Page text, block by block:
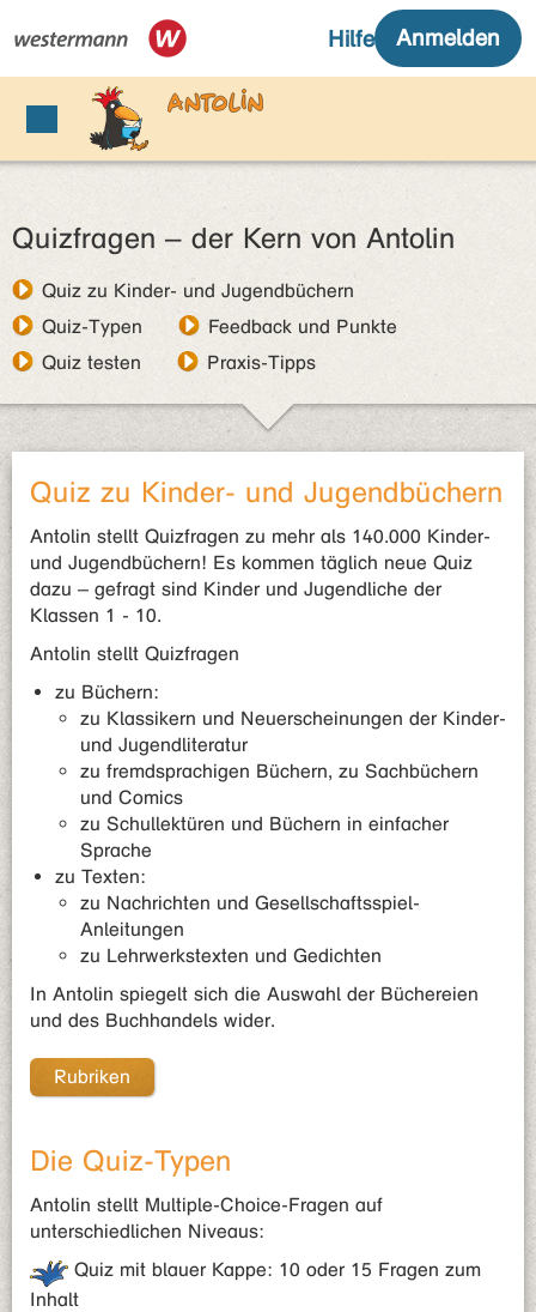
Quizfragen – der Kern von Antolin
Quiz zu Kinder- und Jugendbüchern
Quiz-Typen
Feedback und Punkte
Quiz testen
Praxis-Tipps
Quiz zu Kinder- und Jugendbüchern
Antolin stellt Quizfragen zu mehr als 140.000 Kinder-
und Jugendbüchern! Es kommen täglich neue Quiz
dazu – gefragt sind Kinder und Jugendliche der
Klassen 1 - 10.
Antolin stellt Quizfragen
zu Büchern:
zu Klassikern und Neuerscheinungen der Kinder-
und Jugendliteratur
zu fremdsprachigen Büchern, zu Sachbüchern
und Comics
zu Schullektüren und Büchern in einfacher
Sprache
zu Texten:
zu Nachrichten und Gesellschaftsspiel-
Anleitungen
zu Lehrwerkstexten und Gedichten
In Antolin spiegelt sich die Auswahl der Büchereien
und des Buchhandels wider.
Rubriken
Die Quiz-Typen
Antolin stellt Multiple-Choice-Fragen auf
unterschiedlichen Niveaus:
Quiz mit blauer Kappe: 10 oder 15 Fragen zum
Inhalt